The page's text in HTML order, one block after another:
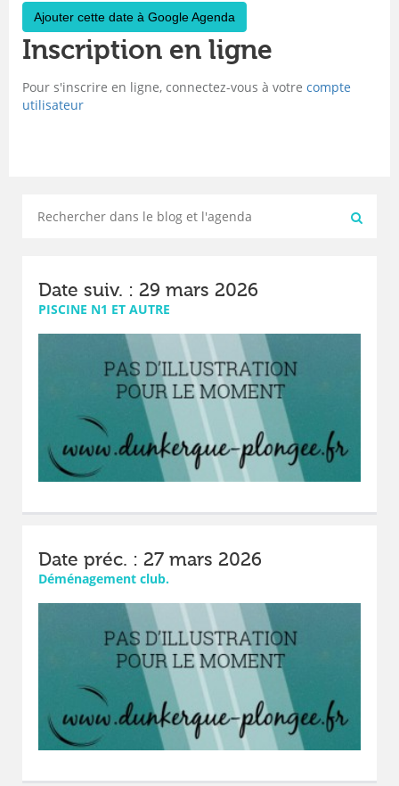
Ajouter cette date à Google Agenda
Inscription en ligne
Pour s'inscrire en ligne, connectez-vous à votre compte
utilisateur
Date suiv. : 29 mars 2026
PISCINE N1 ET AUTRE
Date préc. : 27 mars 2026
Déménagement club.